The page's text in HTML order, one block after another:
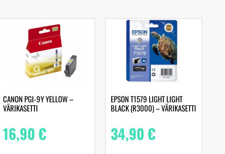
CANON PGI-9Y YELLOW –
VÄRIKASETTI
16,90€
EPSON T1579 LIGHT LIGHT
BLACK (R3000) – VÄRIKASETTI
34,90€